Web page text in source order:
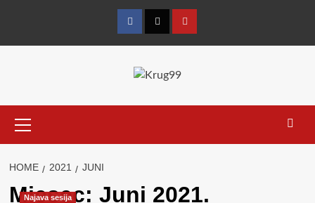
FacebookTwitterYouTube
Menu
HOME 2021 JUNI
Mjesec: Juni 2021.
Najava sesija